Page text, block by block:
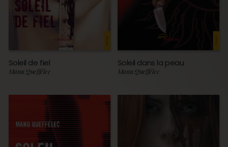
Soleil de fiel
Manu Queffélec
Soleil dans la peau
Manu Queffélec